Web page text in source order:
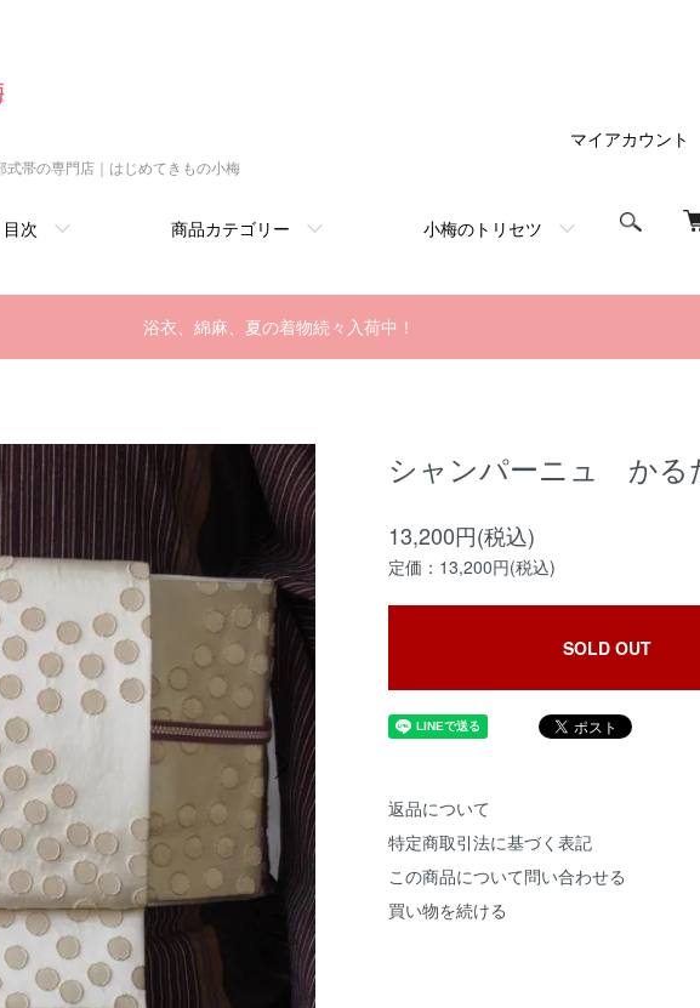
帯の専門店｜はじめてきもの小梅
目次 商品カテゴリー 小梅のトリセツ
マイアカウント
浴衣、綿麻、夏の着物続々入荷中！
シャンパーニュ かる
13,200円(税込)
定価：13,200円(税込)
SOLD OUT
返品について
特定商取引法に基づく表記
この商品について問い合わせる
買い物を続ける